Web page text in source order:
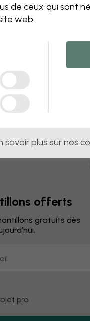
Modifier
offerts
gratuits dès
pro
de ceux qui sont
web.
savoir plus sur nos